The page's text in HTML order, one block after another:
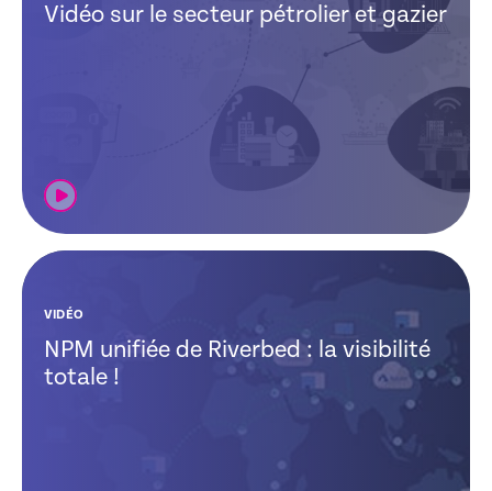
Vidéo sur le secteur pétrolier et gazier
VIDÉO
NPM unifiée de Riverbed : la visibilité
totale !